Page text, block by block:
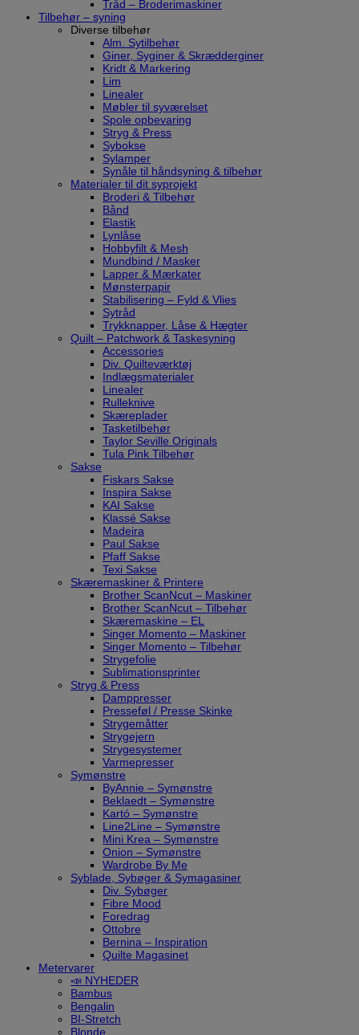
Tråd – Broderimaskiner
Tilbehør – syning
Diverse tilbehør
Alm. Sytilbehør
Giner, Syginer & Skrædderginer
Kridt & Markering
Lim
Linealer
Møbler til syværelset
Spole opbevaring
Stryg & Press
Sybokse
Sylamper
Synåle til håndsyning & tilbehør
Materialer til dit syprojekt
Broderi & Tilbehør
Bånd
Elastik
Lynlåse
Hobbyfilt & Mesh
Mundbind / Masker
Lapper & Mærkater
Mønsterpapir
Stabilisering – Fyld & Vlies
Sytråd
Trykknapper, Låse & Hægter
Quilt – Patchwork & Taskesyning
Accessories
Div. Quilteværktøj
Indlægsmaterialer
Linealer
Rulleknive
Skæreplader
Tasketilbehør
Taylor Seville Originals
Tula Pink Tilbehør
Sakse
Fiskars Sakse
Inspira Sakse
KAI Sakse
Klassé Sakse
Madeira
Paul Sakse
Pfaff Sakse
Texi Sakse
Skæremaskiner & Printere
Brother ScanNcut – Maskiner
Brother ScanNcut – Tilbehør
Skæremaskine – EL
Singer Momento – Maskiner
Singer Momento – Tilbehør
Strygefolie
Sublimationsprinter
Stryg & Press
Damppresser
Presseføl / Presse Skinke
Strygemåtter
Strygejern
Strygesystemer
Varmepresser
Symønstre
ByAnnie – Symønstre
Beklaedt – Symønstre
Kartó – Symønstre
Line2Line – Symønstre
Mini Krea – Symønstre
Onion – Symønstre
Wardrobe By Me
Syblade, Sybøger & Symagasiner
Div. Sybøger
Fibre Mood
Foredrag
Ottobre
Bernina – Inspiration
Quilte Magasinet
Metervarer
📣 NYHEDER
Bambus
Bengalin
BI-Stretch
Blonde